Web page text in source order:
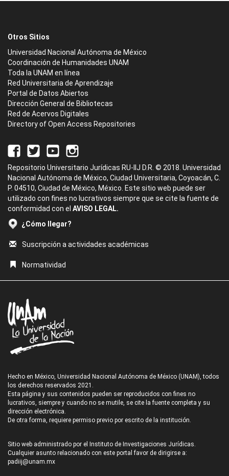
Otros Sitios
Universidad Nacional Autónoma de México
Coordinación de Humanidades UNAM
Toda la UNAM en línea
Red Universitaria de Aprendizaje
Portal de Datos Abiertos
Dirección General de Bibliotecas
Red de Acervos Digitales
Directory of Open Access Repositories
Repositorio Universitario Jurídicas RU-IIJ D.R. © 2018. Universidad
Nacional Autónoma de México, Ciudad Universitaria, Coyoacán, C.
P. 04510, Ciudad de México, México. Este sitio web puede ser
utilizado con fines no lucrativos siempre que se cite la fuente de
conformidad con el AVISO LEGAL.
¿Cómo llegar?
Suscripción a actividades académicas
Normatividad
Hecho en México, Universidad Nacional Autónoma de México (UNAM), todos
los derechos reservados 2021.
Esta página y sus contenidos pueden ser reproducidos con fines no
lucrativos, siempre y cuando no se mutile, se cite la fuente completa y su
dirección electrónica.
De otra forma, requiere permiso previo por escrito de la institución.
Sitio web administrado por el Instituto de Investigaciones Jurídicas.
Cualquier asunto relacionado con este portal favor de dirigirse a:
padiij@unam.mx